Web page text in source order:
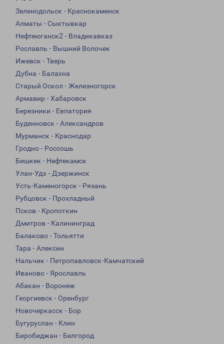
Зеленодольск - Краснокаменск
Алматы - Сыктывкар
Нефтеюганск2 - Владикавказ
Рославль - Вышний Волочек
Ижевск - Тверь
Дубна - Балахна
Старый Оскол - Железногорск
Армавир - Хабаровск
Березники - Евпатория
Буденновск - Александров
Мурманск - Краснодар
Гродно - Россошь
Бишкек - Нефтекамск
Улан-Удэ - Дзержинск
Усть-Каменогорск - Рязань
Рубцовск - Прохладный
Псков - Кропоткин
Дмитров - Калининград
Балаково - Тольятти
Тара - Алексин
Нальчик - Петропавловск-Камчатский
Иваново - Ярославль
Абакан - Воронеж
Георгиевск - Оренбург
Новочеркасск - Бор
Бугуруслан - Клин
Биробиджан - Белгород